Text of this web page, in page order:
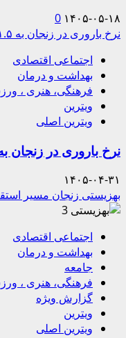
۱۴۰۵-۰۵-۱۸ 0
نرخ باروری در زنجان به ۱.۵ فرزند کاهش یافت
اجتماعی اقتصادی
بهداشت و درمان
فرهنگی، هنری ،
ویترین
ویترین اصلی
نرخ باروری در زنجان به ۱.۵ فرزند کاهش
۱۴۰۵-۰۴-۳۱
بهزیستی زنجان مسیر
3
اجتماعی اقتصادی
بهداشت و درمان
جامعه
فرهنگی، هنری ،
گزارش ویژه
ویترین
ویترین اصلی